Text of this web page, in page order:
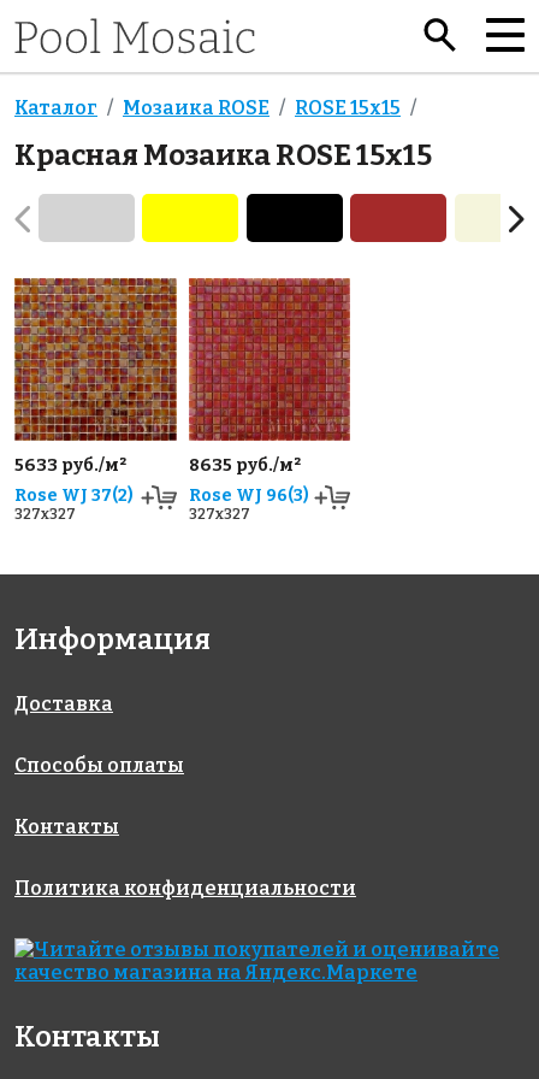
Каталог Мозаика ROSE ROSE 15x15
Красная Мозаика ROSE 15x15
5633 руб./м²
Rose WJ 37(2)
327x327
8635 руб./м²
Rose WJ 96(3)
327x327
Информация
Доставка
Способы оплаты
Контакты
Политика конфиденциальности
Контакты